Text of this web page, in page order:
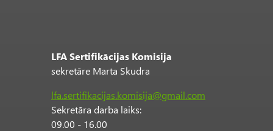
LFA Sertifikācijas Komisija
sekretāre Marta Skudra
lfa.sertifikacijas.komisija@gmail.com
Sekretāra darba laiks:
09.00 - 16.00